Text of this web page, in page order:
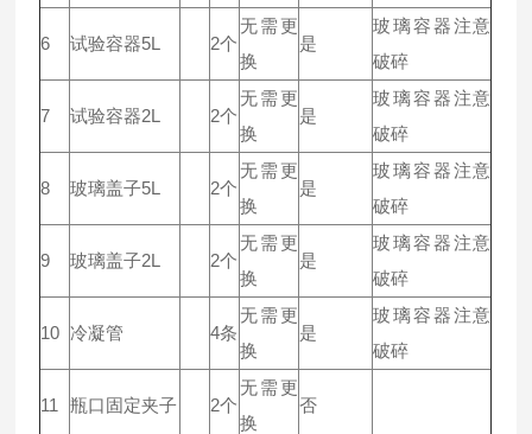
6 试验容器5L 2个
无需更
换
是
玻璃容器注意
破碎
7 试验容器2L 2个
无需更
换
是
玻璃容器注意
破碎
8 玻璃盖子5L 2个
无需更
换
是
玻璃容器注意
破碎
9 玻璃盖子2L 2个
无需更
换
是
玻璃容器注意
破碎
10 冷凝管 4条
无需更
换
是
玻璃容器注意
破碎
11 瓶口固定夹子 2个
无需更
换
否